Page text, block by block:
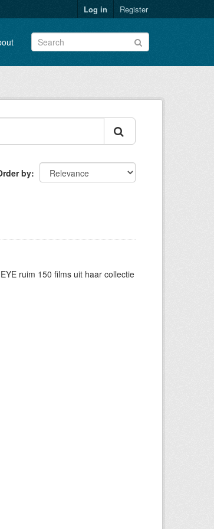
Log in Register
by
ruim 150 films uit haar collectie